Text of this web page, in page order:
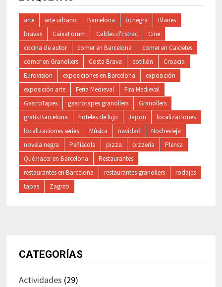
arte arte urbano Barcelona bcnegra
Blanes
bravas
CaixaForum Caldes d'Estrac
Cine
cocina de autor
comer en Barcelona
comer en Caldetes
comer en Granollers
Costa Brava cotillón
Croacia
Eurovision
exposiciones en Barcelona
exposición
exposición arte
Feria Medieval
Fira Medieval
GastroTapes
gastrotapes granollers
Granollers
gratis Barcelona
hoteles de lujo Japon
localizaciones
localizaciones series
Música navidad
Nochevieja
novela negra
Peñíscola pizza pizzería
Plensa
Qué hacer en Barcelona
Restaurantes
restaurantes en Barcelona
restaurantes granollers
rodajes
tapas
Zagreb
CATEGORÍAS
Actividades (29)